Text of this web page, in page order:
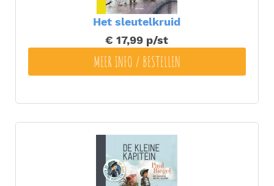
Het sleutelkruid
€ 17,99 p/st
MEER INFO / BESTELLEN